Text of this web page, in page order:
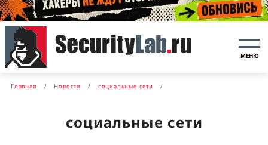
МЕНЮ
Главная Новости социальные сети
социальные сети